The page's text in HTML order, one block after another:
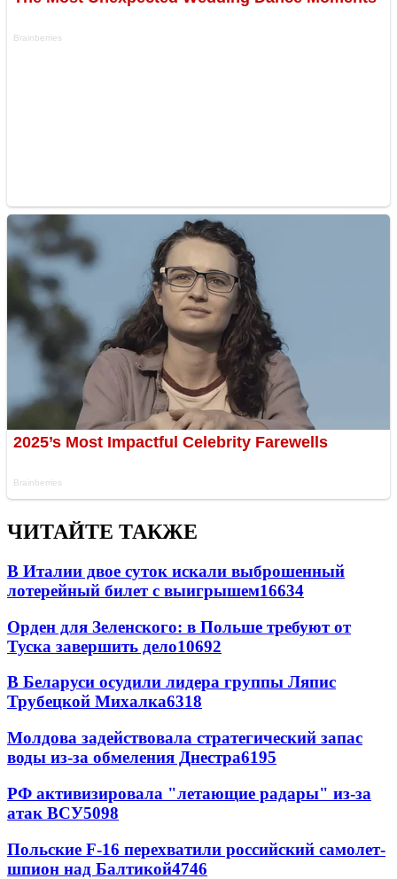
ЧИТАЙТЕ ТАКЖЕ
В Италии двое суток искали выброшенный
лотерейный билет с выигрышем16634
Орден для Зеленского: в Польше требуют от
Туска завершить дело10692
В Беларуси осудили лидера группы Ляпис
Трубецкой Михалка6318
Молдова задействовала стратегический запас
воды из-за обмеления Днестра6195
РФ активизировала "летающие радары" из-за
атак ВСУ5098
Польские F-16 перехватили российский самолет-
шпион над Балтикой4746